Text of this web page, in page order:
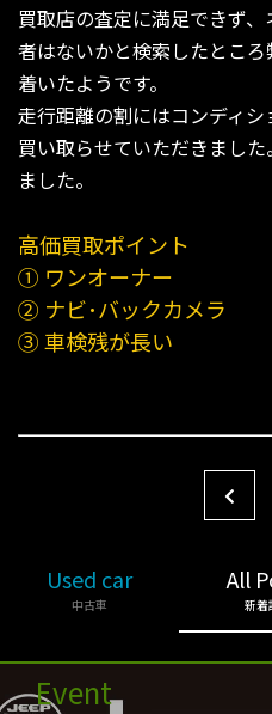
買取店の査定に満足できず
者はないかと検索したとこ
着いたようです。
走行距離の割にはコンディ
買い取らせていただきまし
ました。
高価買取ポイント
① ワンオーナー
② ナビ･バックカメラ
③ 車検残が長い
Used car
中古車
All
新着
Event